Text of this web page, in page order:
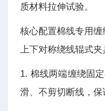
质材料拉伸试验。
核心配置棉线专用
上下对称绕线辊式
1. 棉线两端缠绕固
滑、不剪切断线，保